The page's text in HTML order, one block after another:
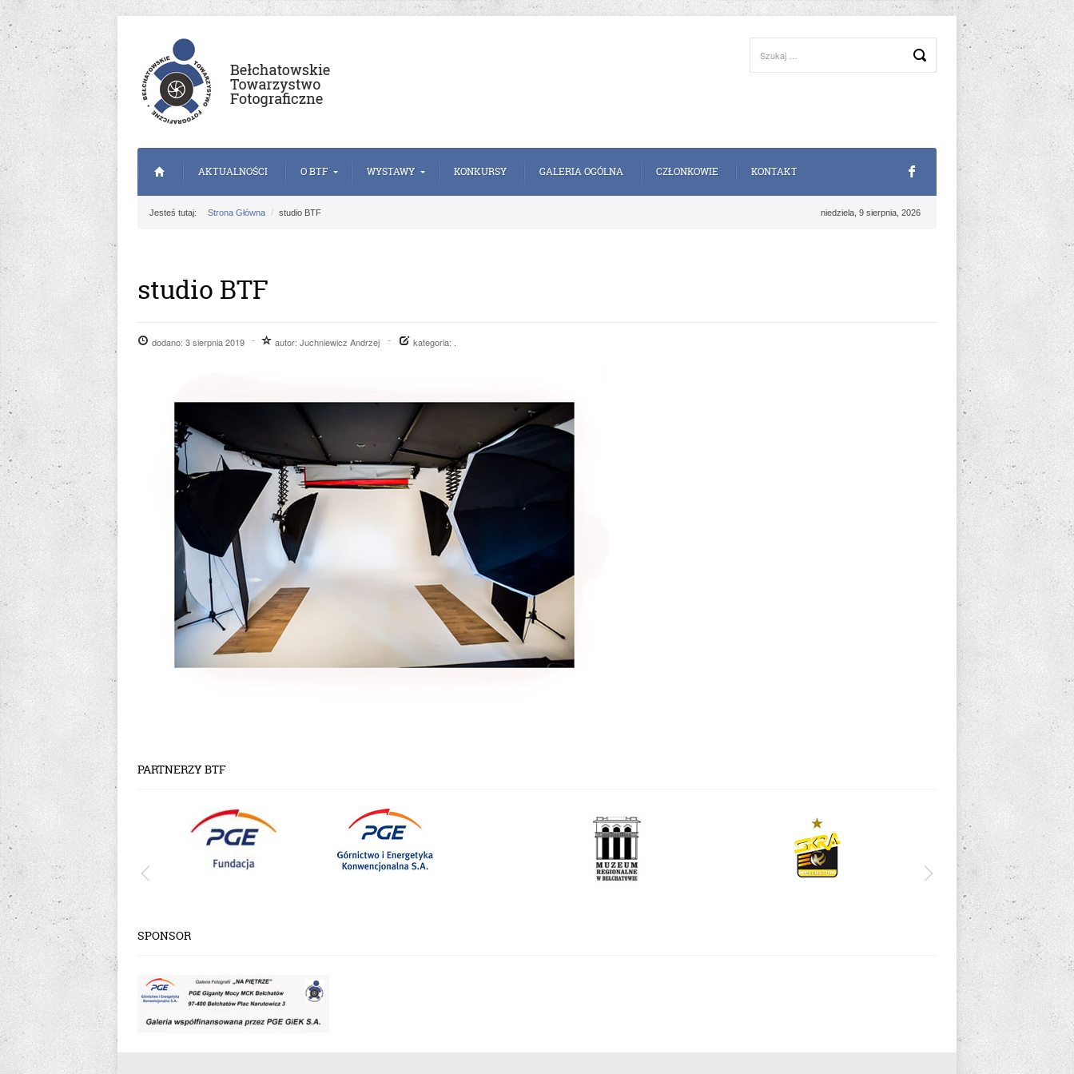
AKTUALNOŚCI O BTF WYSTAWY KONKURSY GALERIA OGÓLNA CZŁONKOWIE KONTAKT
Jesteś tutaj: Strona Główna studio BTF niedziela, 9 sierpnia, 2026
studio BTF
dodano: 3 sierpnia 2019 autor: Juchniewicz Andrzej kategoria: .
PARTNERZY BTF
SPONSOR